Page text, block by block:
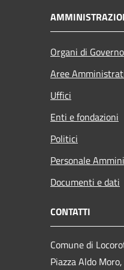
Organi di Governo
Aree
Uffici
Enti e fondazioni
Politici
Personale
Documenti e dati
CONTATTI
Comune di
Piazza Aldo